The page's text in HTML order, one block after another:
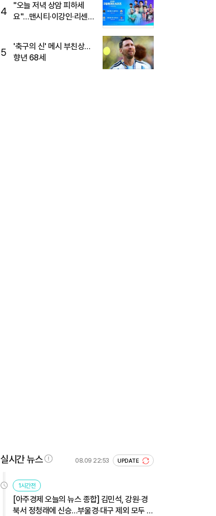
4
"오늘 저녁 상암 피하세
요"…맨시티·이강인·리센느
5
'축구의 신' 메시 부친상…
향년 68세
실시간 뉴스 08.09 22:53 UPDATE
1시간전
[아주경제 오늘의 뉴스 종합] 김민석, 강원·경
북서 정청래에 신승…부울경·대구 제외 모두 웃